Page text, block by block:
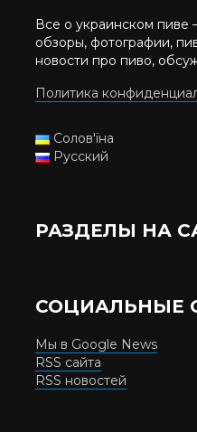
Все о украинском пиве
обзоры, фотографии,
новости про пиво,
Политика
Солов'їна
Русский
РАЗДЕЛЫ НА
СОЦИАЛЬНЫЕ
Мы в Google News
RSS сайта
RSS новостей